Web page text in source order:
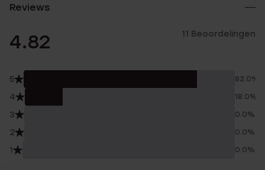
Reviews
4.82 11 Beoordelingen
5 82.0%
4 18.0%
3 0.0%
2 0.0%
1 0.0%